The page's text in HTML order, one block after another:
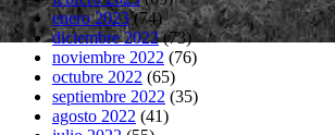
enero 2023(74)
diciembre 2022(73)
noviembre 2022 (76)
octubre 2022 (65)
septiembre 2022 (35)
agosto 2022 (41)